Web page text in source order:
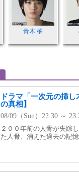
青木 柚
ドラマ「一次元の挿
の真相】
08/09（Sun）22:30 ～
２００年前の人骨が失踪
た人骨、消えた過去の記